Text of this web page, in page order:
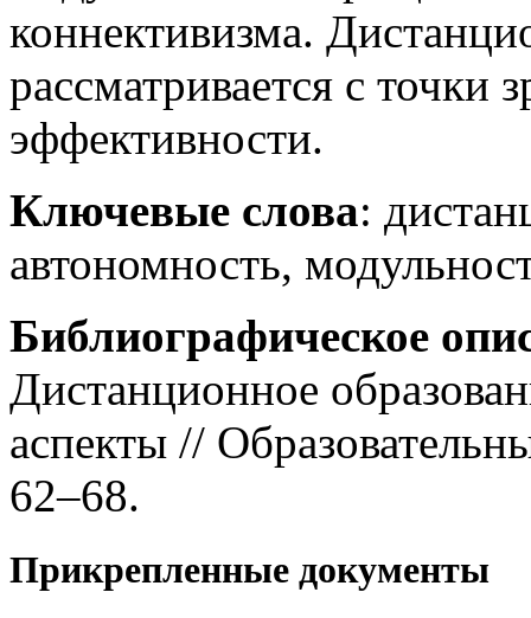
коннективизма.
рассматривается с точки
эффективности.
Ключевые слова:
автономность,
Библиографическое
Дистанционное
аспекты //
62–68.
Прикрепленные документы